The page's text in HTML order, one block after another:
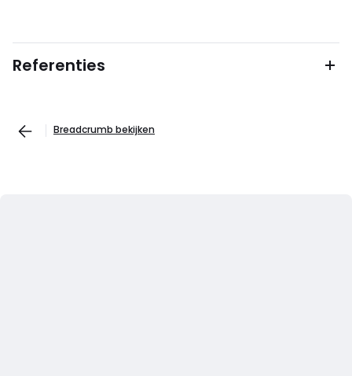
Referenties
Breadcrumb bekijken